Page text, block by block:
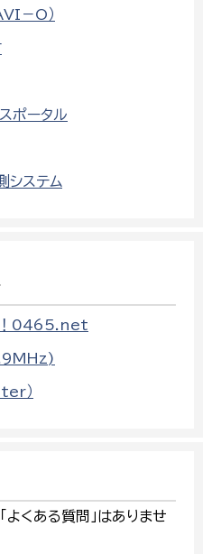
－O）
ポータル
システム
！0465.net
）
よくある質問」はありませ